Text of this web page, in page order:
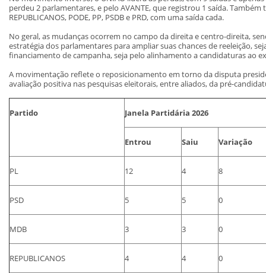
perdeu 2 parlamentares, e pelo AVANTE, que registrou 1 saída.
REPUBLICANOS, PODE, PP, PSDB e PRD, com uma saída cada.
No geral, as mudanças ocorrem no campo da direita e centro-direita,
estratégia dos parlamentares para ampliar suas chances de reeleição,
financiamento de campanha, seja pelo alinhamento a candidaturas ao
A movimentação reflete o reposicionamento em torno da disputa
avaliação positiva nas pesquisas eleitorais, entre aliados, da pré-
Partido Janela Partidária 2026
Entrou Saiu Variação
PL 12 4 8
PSD 5 5 0
MDB 3 3 0
REPUBLICANOS 4 4 0